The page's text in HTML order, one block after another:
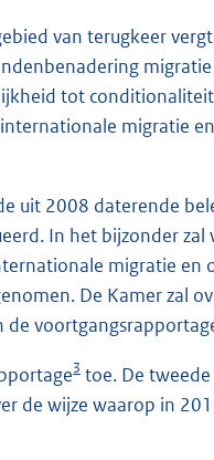
van terugkeer
tot
migratie
uit 2008 daterende
In het bijzonder
migratie en
De Kamer zal
de
3 toe. De
de wijze waarop in